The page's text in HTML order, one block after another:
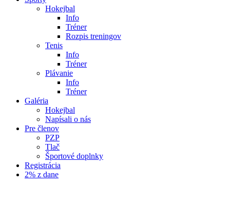
Hokejbal
Info
Tréner
Rozpis treningov
Tenis
Info
Tréner
Plávanie
Info
Tréner
Galéria
Hokejbal
Napísali o nás
Pre členov
PZP
Tlač
Športové doplnky
Registrácia
2% z dane